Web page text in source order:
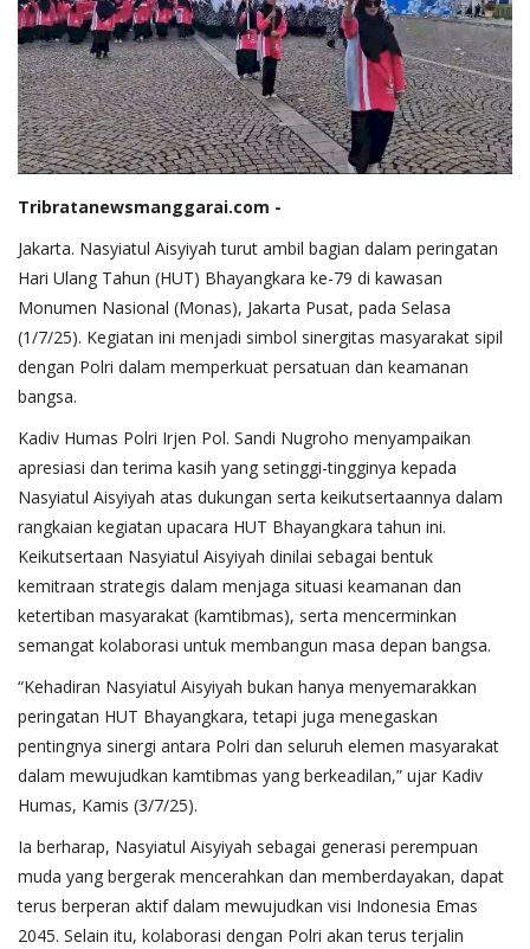
Tribratanewsmanggarai.com -
Jakarta. Nasyiatul Aisyiyah turut ambil bagian dalam peringatan
Hari Ulang Tahun (HUT) Bhayangkara ke-79 di kawasan
Monumen Nasional (Monas), Jakarta Pusat, pada Selasa
(1/7/25). Kegiatan ini menjadi simbol sinergitas masyarakat sipil
dengan Polri dalam memperkuat persatuan dan keamanan
bangsa.
Kadiv Humas Polri Irjen Pol. Sandi Nugroho menyampaikan
apresiasi dan terima kasih yang setinggi-tingginya kepada
Nasyiatul Aisyiyah atas dukungan serta keikutsertaannya dalam
rangkaian kegiatan upacara HUT Bhayangkara tahun ini.
Keikutsertaan Nasyiatul Aisyiyah dinilai sebagai bentuk
kemitraan strategis dalam menjaga situasi keamanan dan
ketertiban masyarakat (kamtibmas), serta mencerminkan
semangat kolaborasi untuk membangun masa depan bangsa.
“Kehadiran Nasyiatul Aisyiyah bukan hanya menyemarakkan
peringatan HUT Bhayangkara, tetapi juga menegaskan
pentingnya sinergi antara Polri dan seluruh elemen masyarakat
dalam mewujudkan kamtibmas yang berkeadilan,” ujar Kadiv
Humas, Kamis (3/7/25).
Ia berharap, Nasyiatul Aisyiyah sebagai generasi perempuan
muda yang bergerak mencerahkan dan memberdayakan, dapat
terus berperan aktif dalam mewujudkan visi Indonesia Emas
2045. Selain itu, kolaborasi dengan Polri akan terus terjalin